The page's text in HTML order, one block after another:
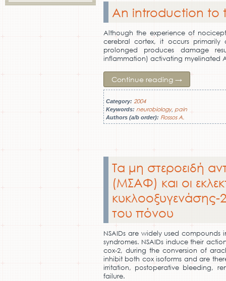
Αn introduction to
Although the experience of
cerebral cortex, it occurs
prolonged produces damage
inflammation) activating myelinated
Continue reading →
Category: 2004
Keywords: neurobiology, pain
Authors (a/b order): Flossos A.
Τα μη στεροειδή
(ΜΣΑΦ) και οι
κυκλοοξυγενάσης-
του πόνου
NSAIDs are widely used
syndromes. NSAIDs induce their
cox-2, during the conversion of
inhibit both cox isoforms and are
irritation, postoperative bleeding,
failure.